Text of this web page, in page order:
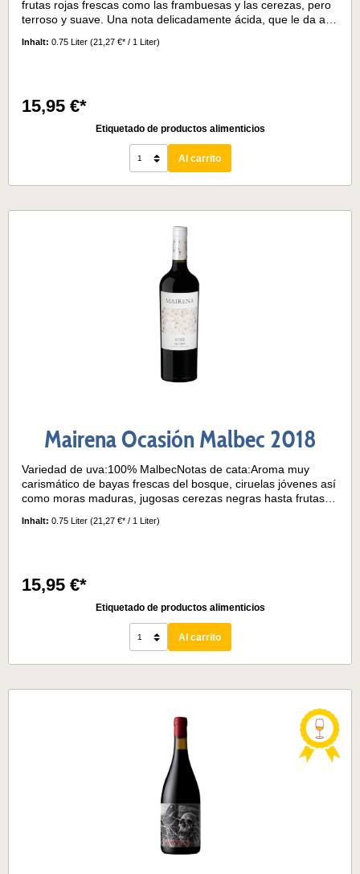
frutas rojas frescas como las frambuesas y las cerezas, pero
terroso y suave. Una nota delicadamente ácida, que le da al
duración. De cuerpo medio, lo que es absolutamente
Inhalt: 0.75 Liter (21,27 €* / 1 Liter)
15,95 €*
Etiquetado de productos alimenticios
Al carrito
Mairena Ocasión Malbec 2018
Variedad de uva:100% MalbecNotas de cata:Aroma muy
carismático de bayas frescas del bosque, ciruelas jóvenes así
como moras maduras, jugosas cerezas negras hasta frutas
nota de regaliz en el paladar. Con cuerpo, redondo y bien
Inhalt: 0.75 Liter (21,27 €* / 1 Liter)
15,95 €*
Etiquetado de productos alimenticios
Al carrito